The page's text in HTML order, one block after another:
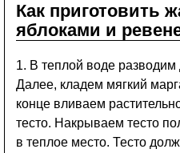
Как приготовить
яблоками и
1. В теплой воде
Далее, кладем мягкий
конце вливаем
тесто. Накрываем тесто
в теплое место. Тесто